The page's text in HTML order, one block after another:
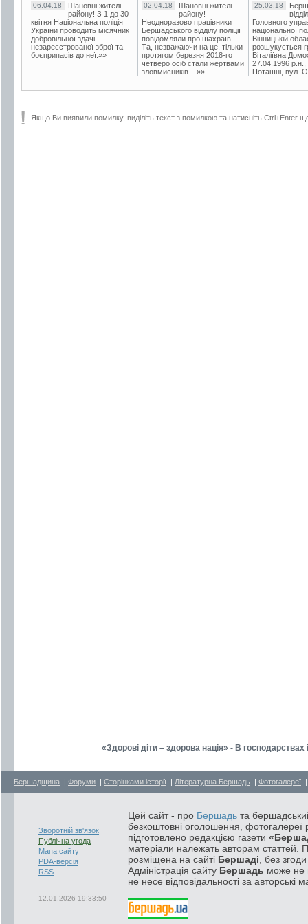
06.04.18
Шановні жителі
району! З 1 до 30
квітня Національна поліція
України проводить місячник
добровільної здачі
незареєстрованої зброї та
боєприпасів до неї.»»
02.04.18
Шановні жителі
району!
Неодноразово працівники
Бершадського відділу поліції
повідомляли про шахраїв.
Та, незважаючи на це, тільки
протягом березня 2018-го
четверо осіб стали жертвами
зловмисників....»»
25.03.18
Головного
національної
Вінницькій
розшукується
Віталіївна
27.04.1996 р.н.,
Поташні, вул.
Якщо Ви виявили помилку, виділіть текст з помилкою та натисніть Ctrl+Enter
«Здорові діти – здорова нація» - В
Бершадщина | Форуми | Сторінками історії | Літературна Бершадь | Фотогалереї
Зворотній зв'язок
Публічна угода
Мапа сайту
PDA-версія
RSS
12.01.2026 19:33:50
Цей сайт - про Бершадь та
безкоштовні оголошення, фотогалереї
підготовлено редакцією газети
матеріали належать авторам статтей.
розміщена на сайті Бершаді , без
Адміністрація сайту Бершадь може не
не несе відповідальності за авторські